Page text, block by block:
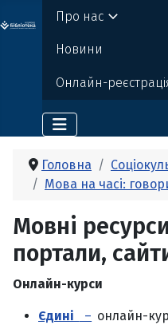
Про нас
Новини
Онлайн-
Головна
Мова на часі:
Мовні
портали,
Онлайн-курси
Єдині – онлайн-